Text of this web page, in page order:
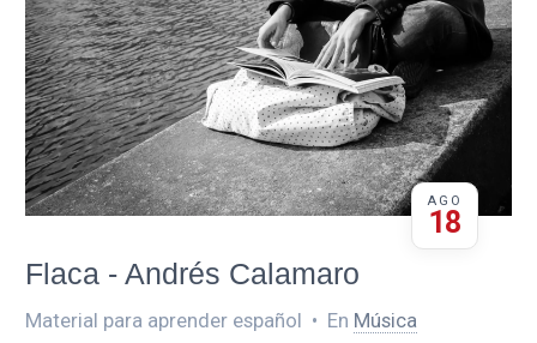
AGO
18
Flaca - Andrés Calamaro
Material para aprender español • En Música